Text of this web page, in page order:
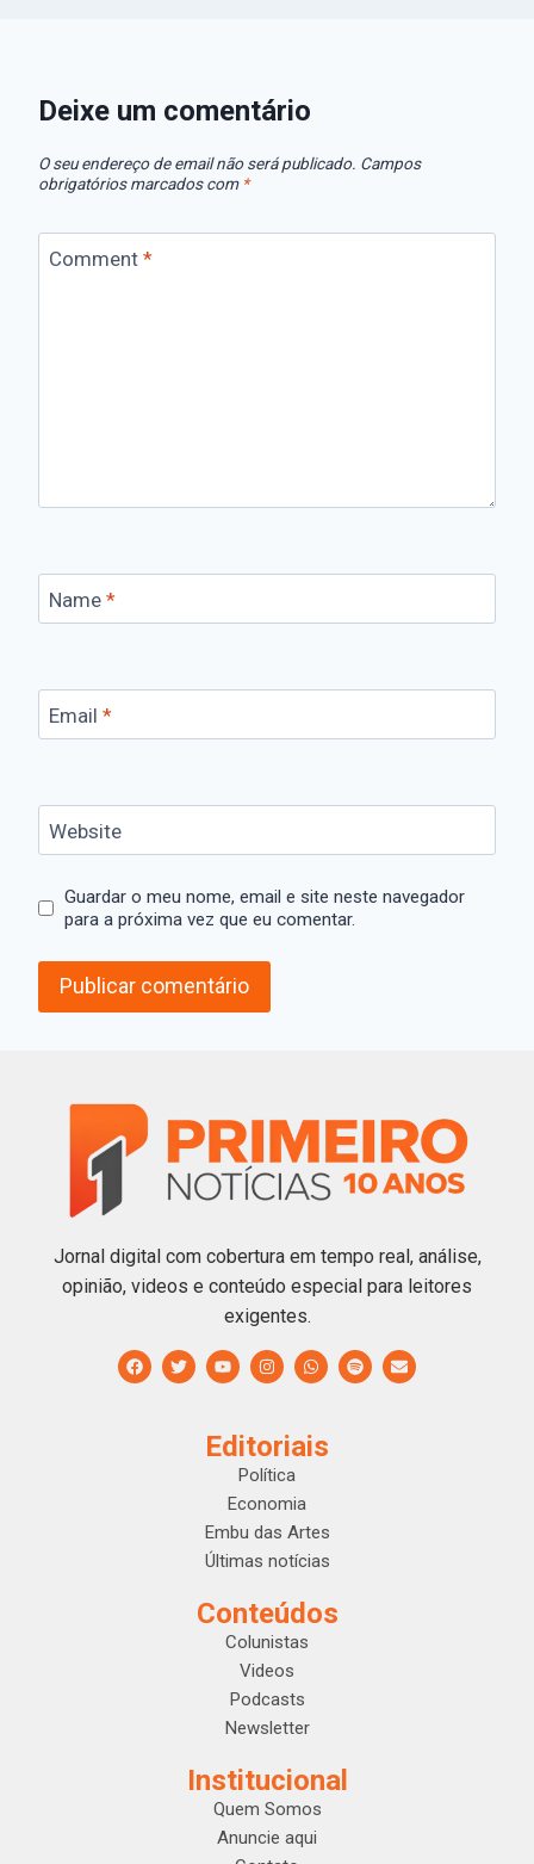
Deixe um comentário
O seu endereço de email não será publicado. Campos
obrigatórios marcados com *
Comment *
Name *
Email *
Website
Guardar o meu nome, email e site neste navegador
para a próxima vez que eu comentar.
Jornal digital com cobertura em tempo real, análise,
opinião, videos e conteúdo especial para leitores
exigentes.
Editoriais
Política
Economia
Embu das Artes
Últimas notícias
Conteúdos
Colunistas
Videos
Podcasts
Newsletter
Institucional
Quem Somos
Anuncie aqui